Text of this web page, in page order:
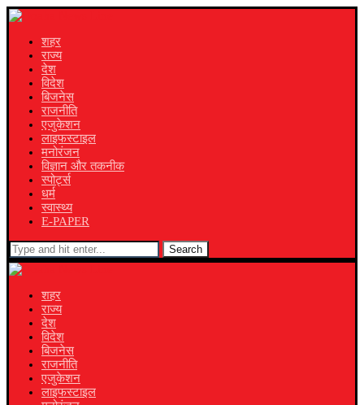
शहर
राज्य
देश
विदेश
बिजनेस
राजनीति
एजुकेशन
लाइफस्टाइल
मनोरंजन
विज्ञान और तकनीक
स्पोर्ट्स
धर्म
स्वास्थ्य
E-PAPER
Search
शहर
राज्य
देश
विदेश
बिजनेस
राजनीति
एजुकेशन
लाइफस्टाइल